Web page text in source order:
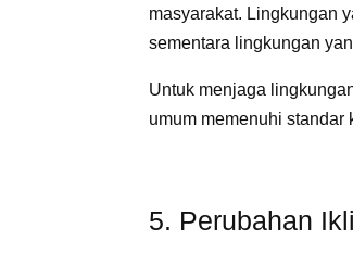
masyarakat. Lingkungan
sementara lingkungan
Untuk menjaga
umum memenuhi standar
5. Perubahan